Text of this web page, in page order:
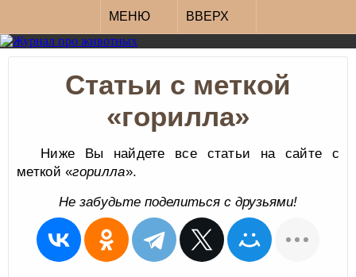
МЕНЮ ВВЕРХ
Статьи с меткой
«горилла»
Ниже Вы найдете все статьи на сайте с
меткой «горилла».
Не забудьте поделиться с друзьями!